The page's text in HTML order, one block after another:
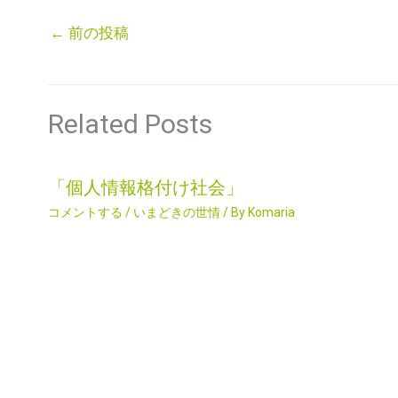
← 前の投稿
Related Posts
「個人情報格付け社会」
コメントする / いまどきの世情/ By Komaria